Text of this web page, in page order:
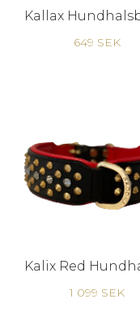
649 SEK
1 099 SEK